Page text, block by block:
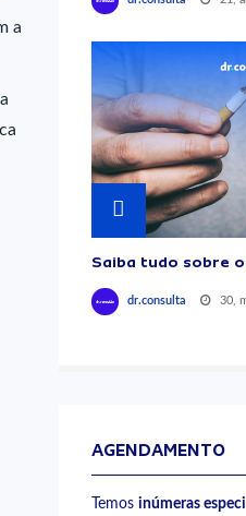
a
Saiba tudo sobre
dr.consulta 30,
AGENDAMENTO
Temos inúmeras